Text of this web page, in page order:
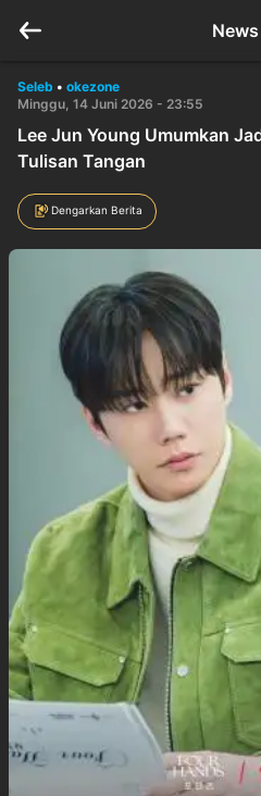
Seleb • okezone
Minggu, 14 Juni 2026 - 23:55
Lee Jun Young Umumkan
Tulisan Tangan
Dengarkan Berita